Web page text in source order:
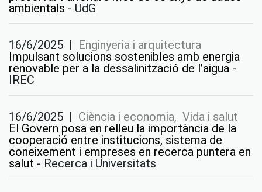
ambientals - UdG
16/6/2025 | Enginyeria i arquitectura
Impulsant solucions sostenibles amb energia
renovable per a la dessalinització de l’aigua -
IREC
16/6/2025 | Ciència i economia, Vida i salut
El Govern posa en relleu la importància de la
cooperació entre institucions, sistema de
coneixement i empreses en recerca puntera en
salut - Recerca i Universitats